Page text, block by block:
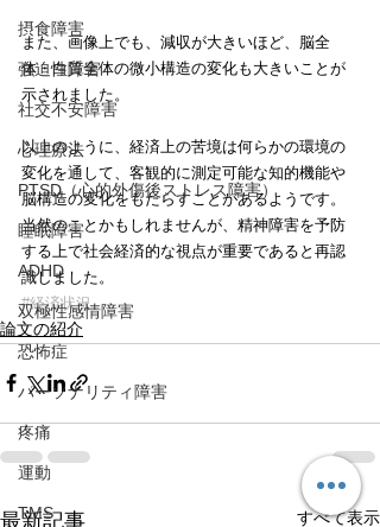
摂食障害
強迫性障害
社交不安障害
心理療法
PTSD（心的外傷後ストレス障害）
睡眠障害
ADHD
双極性感情障害
恐怖症
パーソナリティ障害
疼痛
運動
TMS
また、画像上でも、減収が大きいほど、脳全
体・白質全体の微小構造の変化も大きいことが
示されました。
以上のように、経済上の苦境は何らかの環境の
変化を通して、客観的に測定可能な知的機能や
脳構造の変化をもたらすことがあるようです。
当然のことかもしれませんが、精神障害を予防
する上で社会経済的な視点が重要であると再認
識しました。
#経済状況
論文の紹介
最新記事 すべて表示